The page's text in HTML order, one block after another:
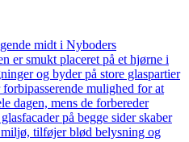
midt i Nyboders
er smukt placeret på et hjørne i
og byder på store glaspartier
mulighed for at
dagen, mens de forbereder
på begge sider skaber
tilføjer blød belysning og